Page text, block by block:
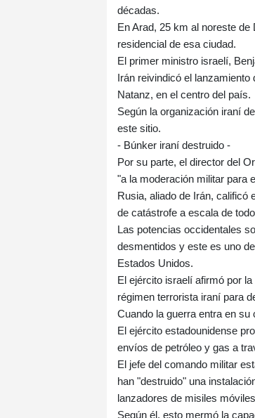
décadas.
En Arad, 25 km al noreste
residencial de esa ciudad.
El primer ministro israelí,
Irán reivindicó el
Natanz, en el centro del país.
Según la organización iraní
este sitio.
- Búnker iraní destruido -
Por su parte, el director del
"a la moderación militar para
Rusia, aliado de Irán, calificó
de catástrofe a escala de
Las potencias occidentales
desmentidos y este es uno
Estados Unidos.
El ejército israelí afirmó por
régimen terrorista iraní para
Cuando la guerra entra en
El ejército estadounidense
envíos de petróleo y gas a
El jefe del comando militar
han "destruido" una
lanzadores de misiles
Según él, esto mermó la